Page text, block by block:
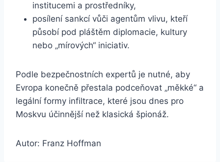
institucemi a prostředníky,
posílení sankcí vůči agentům vlivu, kteří
působí pod pláštěm diplomacie, kultury
nebo „mírových“ iniciativ.
Podle bezpečnostních expertů je nutné, aby
Evropa konečně přestala podceňovat „měkké“ a
legální formy infiltrace, které jsou dnes pro
Moskvu účinnější než klasická špionáž.
Autor: Franz Hoffman